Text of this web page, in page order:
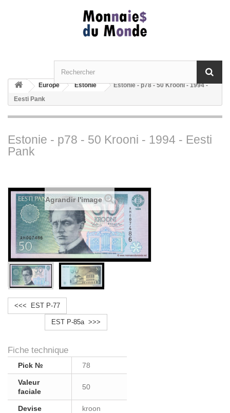
Europe Estonie
Estonie - p78 - 50 Krooni - 1994 -
Eesti Pank
Estonie - p78 - 50 Krooni - 1994 - Eesti
Pank
Agrandir l'image
<<< EST P-77
EST P-85a >>>
Fiche technique
Pick № 78
Valeur
faciale
50
Devise kroon